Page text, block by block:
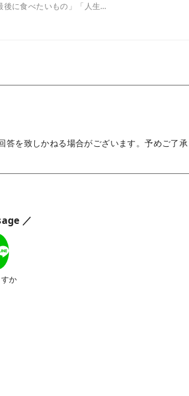
後に食べたいもの」「人生…
を致しかねる場合がございます。予めご了承
／
か